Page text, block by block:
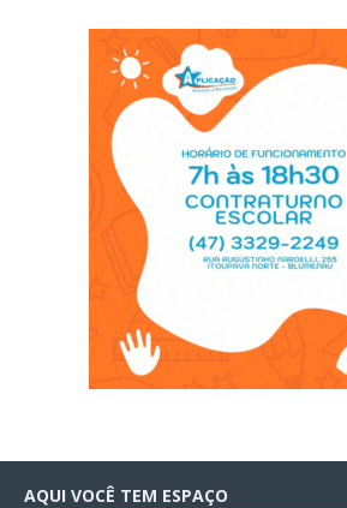
AQUI VOCÊ TEM ESPAÇO